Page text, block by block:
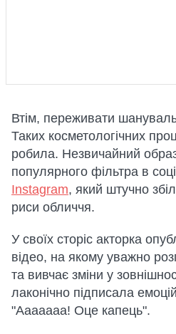
Втім, переживати
Таких косметологічних
робила. Незвичайний
популярного фільтра в
Instagram, який штучно
риси обличчя.
У своїх сторіс акторка
відео, на якому уважно
та вивчає зміни у
лаконічно підписала
"Ааааааа! Оце капець".